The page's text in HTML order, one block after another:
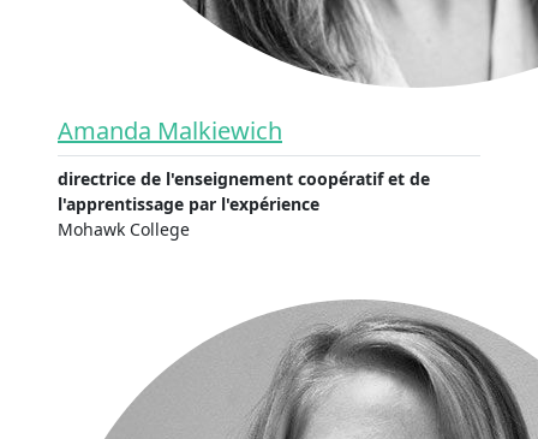
Amanda Malkiewich
directrice de l'enseignement coopératif et de
l'apprentissage par l'expérience
Mohawk College